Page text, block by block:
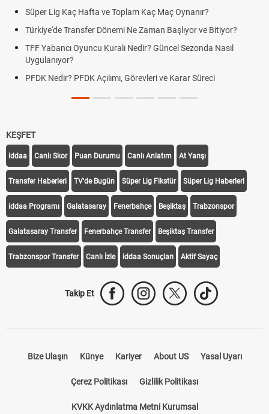
Kaç Hafta ve Toplam Kaç Maç Oynanır?
Transfer Dönemi Ne Zaman Başlıyor ve Bitiyor?
Oyuncu Kuralı Nedir? Güncel Sezonda Nasıl
PFDK Açılımı, Görevleri ve Karar Süreci
Futbol
Deplasman
KEŞFET
iddaa Canlı Skor Puan Durumu Canlı Anlatım At Yarışı
Transfer Haberleri TV'de Bugün Süper Lig Fikstür Süper Lig Haberleri
iddaa Programı Galatasaray Fenerbahçe Beşiktaş Trabzonspor
Galatasaray Transfer Fenerbahçe Transfer Beşiktaş Transfer
Trabzonspor Transfer Canlı İzle iddaa Sonuçları Aktif Sayaç